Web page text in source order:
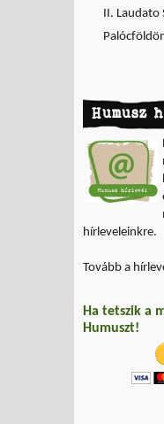
II. Laudato
Humusz
hírleveleinkre.
Tovább a
Ha tetszik a
Humuszt!